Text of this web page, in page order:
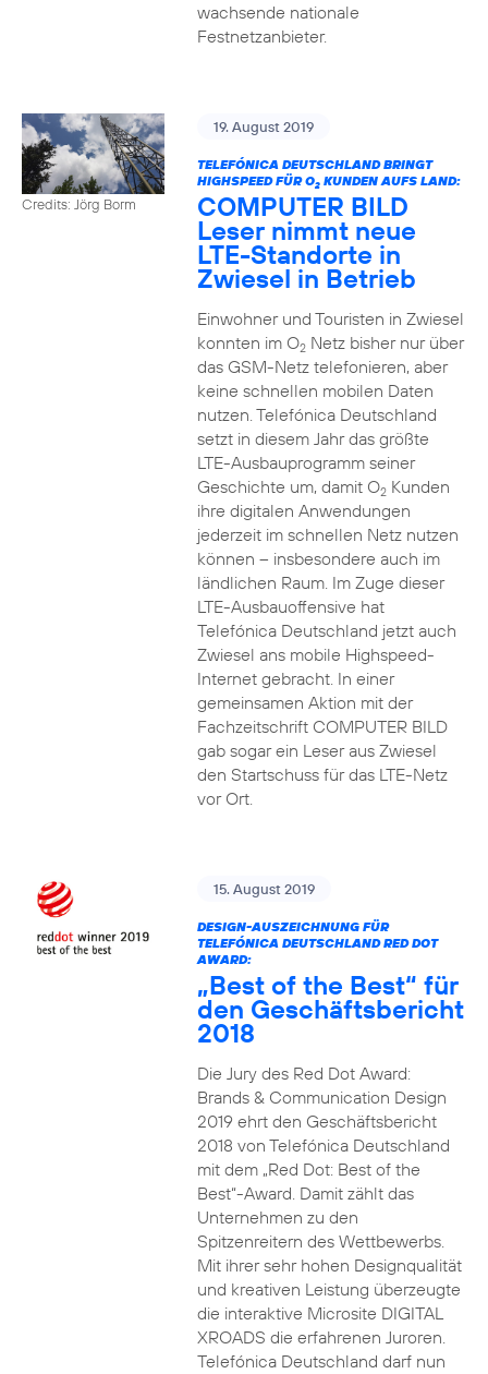
wachsende nationale
Festnetzanbieter.
Credits: Jörg Borm
19. August 2019
TELEFÓNICA DEUTSCHLAND BRINGT
HIGHSPEED FÜR O2KUNDEN AUFS LAND:
COMPUTER BILD
Leser nimmt neue
LTE-Standorte in
Zwiesel in Betrieb
Einwohner und Touristen in Zwiesel
konnten im O2Netz bisher nur über
das GSM-Netz telefonieren, aber
keine schnellen mobilen Daten
nutzen. Telefónica Deutschland
setzt in diesem Jahr das größte
LTE-Ausbauprogramm seiner
Geschichte um, damit O2Kunden
ihre digitalen Anwendungen
jederzeit im schnellen Netz nutzen
können – insbesondere auch im
ländlichen Raum. Im Zuge dieser
LTE-Ausbauoffensive hat
Telefónica Deutschland jetzt auch
Zwiesel ans mobile Highspeed-
Internet gebracht. In einer
gemeinsamen Aktion mit der
Fachzeitschrift COMPUTER BILD
gab sogar ein Leser aus Zwiesel
den Startschuss für das LTE-Netz
vor Ort.
15. August 2019
DESIGN-AUSZEICHNUNG FÜR
TELEFÓNICA DEUTSCHLAND RED DOT
AWARD:
„Best of the Best“ für
den Geschäftsbericht
2018
Die Jury des Red Dot Award:
Brands & Communication Design
2019 ehrt den Geschäftsbericht
2018 von Telefónica Deutschland
mit dem „Red Dot: Best of the
Best“-Award. Damit zählt das
Unternehmen zu den
Spitzenreitern des Wettbewerbs.
Mit ihrer sehr hohen Designqualität
und kreativen Leistung überzeugte
die interaktive Microsite DIGITAL
XROADS die erfahrenen Juroren.
Telefónica Deutschland darf nun